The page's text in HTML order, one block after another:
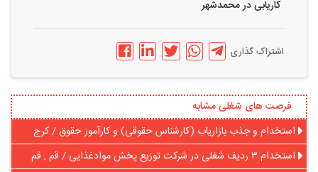
کاریابی در محمدشهر
اشتراک گذاری
فرصت های شغلی مشابه
استخدام و جذب بازاریاب (کارشناس حقوقی) و کارآموز حقوق / کرج
استخدام ۳ ردیف شغلی در شرکت توزیع پخش موادغذایی / قم , قم